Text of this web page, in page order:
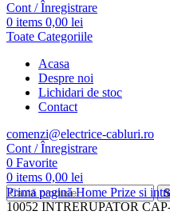
Cont / Înregistrare
0 items 0,00 lei
Toate Categoriile
Acasa
Despre noi
Lichidari de stoc
Contact
comenzi@electrice-cabluri.ro
Cont / Înregistrare
0 Favorite
0 items 0,00 lei
Prima paginăHome Prize si
10052 INTRERUPATOR